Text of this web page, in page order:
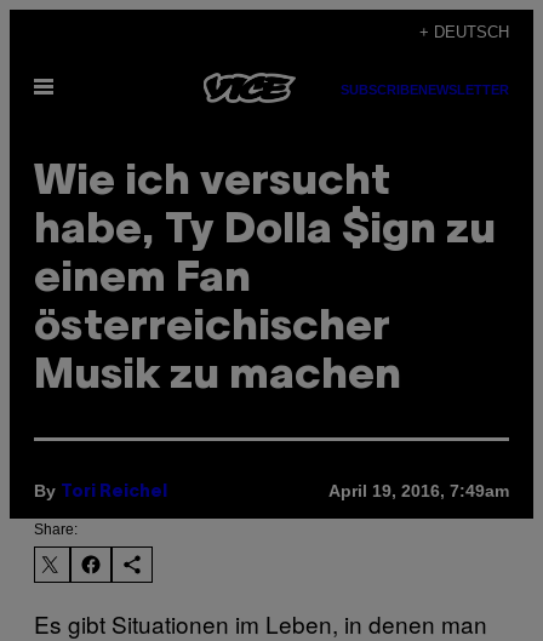
content
+ DEUTSCH
Open
SUBSCRIBENEWSLETTER
Wie ich versucht
habe, Ty Dolla $ign zu
einem Fan
österreichischer
Musik zu machen
By Tori Reichel April 19, 2016, 7:49am
Share:
Es gibt Situationen im Leben, in denen man